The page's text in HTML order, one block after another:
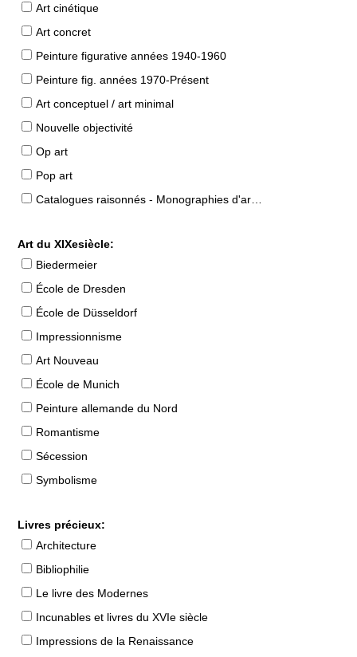
Art cinétique
Art concret
Peinture figurative années 1940-1960
Peinture fig. années 1970-Présent
Art conceptuel / art minimal
Nouvelle objectivité
Op art
Pop art
Catalogues raisonnés - Monographies d'artistes
Art du XIXesiècle:
Biedermeier
École de Dresden
École de Düsseldorf
Impressionnisme
Art Nouveau
École de Munich
Peinture allemande du Nord
Romantisme
Sécession
Symbolisme
Livres précieux:
Architecture
Bibliophilie
Le livre des Modernes
Incunables et livres du XVIe siècle
Impressions de la Renaissance